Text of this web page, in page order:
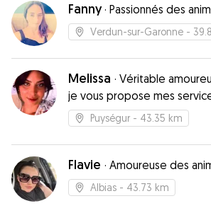
Fanny· Passionnés des
Verdun-sur-Garonne -
Melissa · Véritable amoureuse des animaux
je vous propose mes
vos compagnons de vie
Puységur - 43.35 km
Flavie · Amoureuse des
Albias - 43.73 km